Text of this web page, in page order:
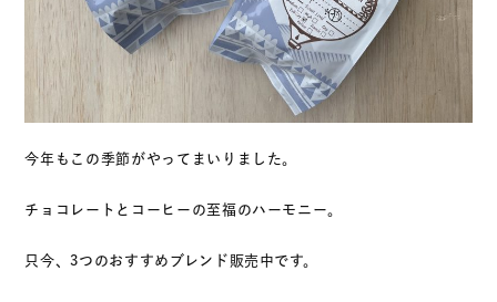
今年もこの季節がやってまいりました。
チョコレートとコーヒーの至福のハーモニー。
只今、3つのおすすめブレンド販売中です。